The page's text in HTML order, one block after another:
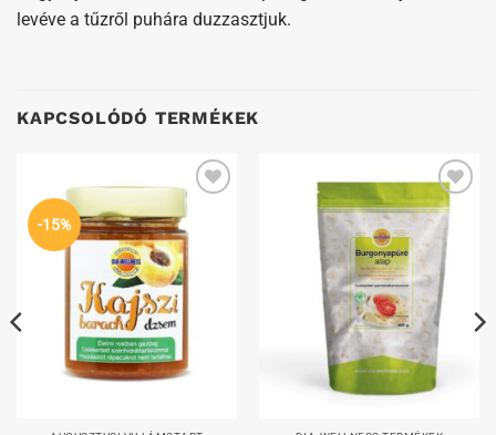
levéve a tűzről puhára duzzasztjuk.
KAPCSOLÓDÓ TERMÉKEK
-15%
Kedvenceimhez Kedvenceimhez